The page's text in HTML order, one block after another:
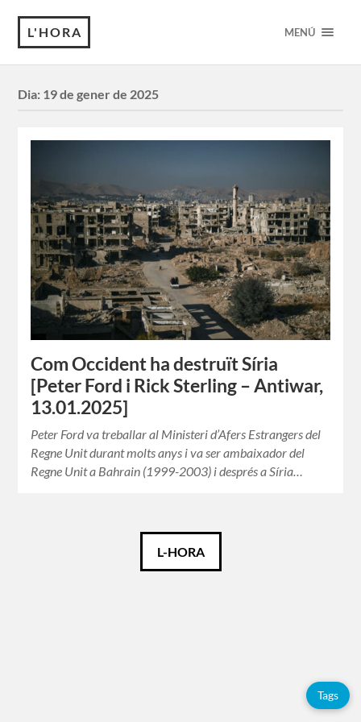
L'HORA MENÚ
Dia: 19 de gener de 2025
Com Occident ha destruït Síria
[Peter Ford i Rick Sterling – Antiwar,
13.01.2025]
Peter Ford va treballar al Ministeri d’Afers Estrangers del
Regne Unit durant molts anys i va ser ambaixador del
Regne Unit a Bahrain (1999-2003) i després a Síria…
L-HORA
Tags